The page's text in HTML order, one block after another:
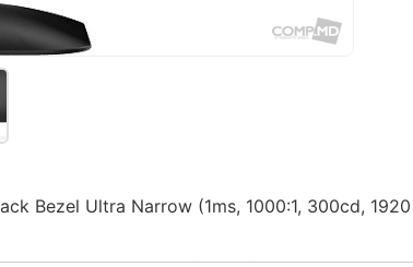
Bezel Ultra Narrow (1ms, 1000:1, 300cd,